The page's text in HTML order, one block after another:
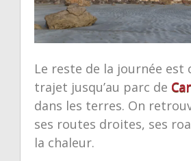
Le reste de la journée est
trajet jusqu’au parc de
dans les terres. On
ses routes droites, ses
la chaleur.